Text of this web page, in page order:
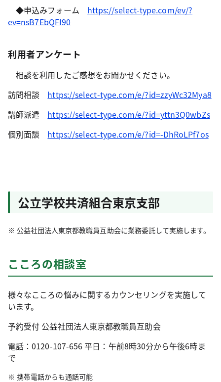
◆申込みフォーム https://select-type.com/ev/?
ev=nsB7EbQFI90
利用者アンケート
相談を利用したご感想をお聞かせください。
訪問相談 https://select-type.com/e/?id=zzyWc32Mya8
講師派遣 https://select-type.com/e/?id=yttn3Q0wbZs
個別面談 https://select-type.com/e/?id=-DhRoLPf7os
公立学校共済組合東京支部
公益社団法人東京都教職員互助会に業務委託して実施します。
こころの相談室
様々なこころの悩みに関するカウンセリングを実施して
います。
予約受付 公益社団法人東京都教職員互助会
電話：0120-107-656 平日：午前8時30分から午後6時ま
で
携帯電話からも通話可能